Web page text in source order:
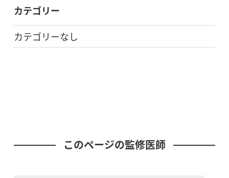
カテゴリー
カテゴリーなし
このページの監修医師